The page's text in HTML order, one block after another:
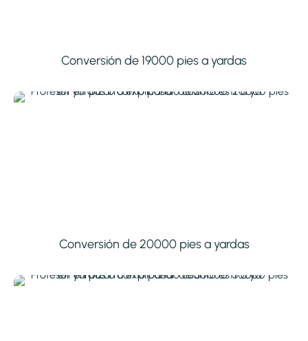
Conversión de 19000 pies a yardas
Conversión de 20000 pies a yardas